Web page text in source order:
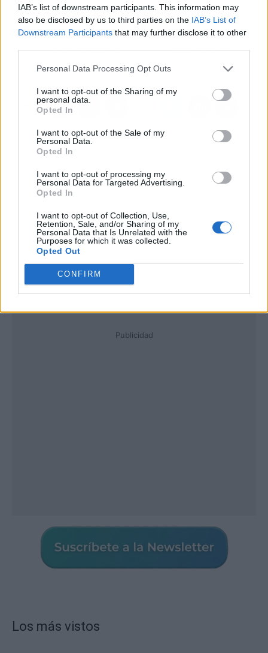
IAB’s list of downstream participants. This information may
also be disclosed by us to third parties on the IAB’s List of
Downstream Participants that may further disclose it to other
Personal Data Processing Opt Outs
I want to opt-out of the Sharing of my
personal data.
Opted In
I want to opt-out of the Sale of my
Personal Data.
Opted In
I want to opt-out of processing my
Personal Data for Targeted Advertising.
Opted In
I want to opt-out of Collection, Use,
Retention, Sale, and/or Sharing of my
Personal Data that Is Unrelated with the
Purposes for which it was collected.
Opted Out
CONFIRM
Artículo anterior
¿Qué se debe hacer
después de obtener la
nacionalidad española?
Artículo siguiente
Desarrollo de estrategia
digital con los
especialistas de
Publicidad
Los más vistos